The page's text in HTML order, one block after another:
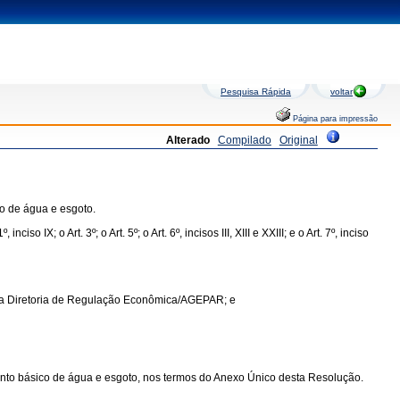
Pesquisa Rápida voltar
Página para impressão
Alterado Compilado Original
de água e esgoto.
IX; o Art. 3º; o Art. 5º; o Art. 6º, incisos III, XIII e XXIII; e o Art. 7º, inciso
de Regulação Econômica/AGEPAR; e
básico de água e esgoto, nos termos do Anexo Único desta Resolução.